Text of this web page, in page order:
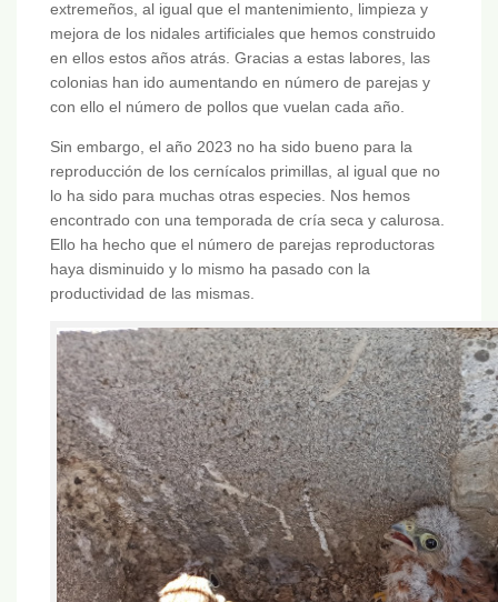
extremeños, al igual que el mantenimiento, limpieza y
mejora de los nidales artificiales que hemos construido
en ellos estos años atrás. Gracias a estas labores, las
colonias han ido aumentando en número de parejas y
con ello el número de pollos que vuelan cada año.
Sin embargo, el año 2023 no ha sido bueno para la
reproducción de los cernícalos primillas, al igual que no
lo ha sido para muchas otras especies. Nos hemos
encontrado con una temporada de cría seca y calurosa.
Ello ha hecho que el número de parejas reproductoras
haya disminuido y lo mismo ha pasado con la
productividad de las mismas.